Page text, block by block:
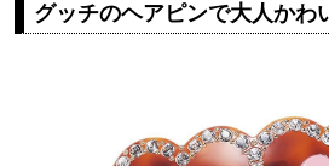
グッチのヘアピンで大人かわ